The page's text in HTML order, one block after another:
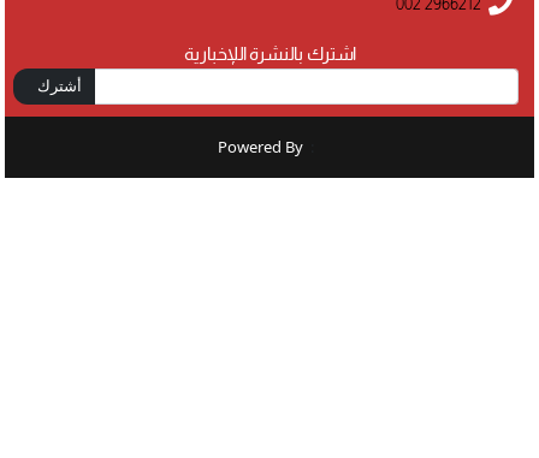
اشترك بالنشرة اللإخبارية
أشترك
002 2966212
Powered By